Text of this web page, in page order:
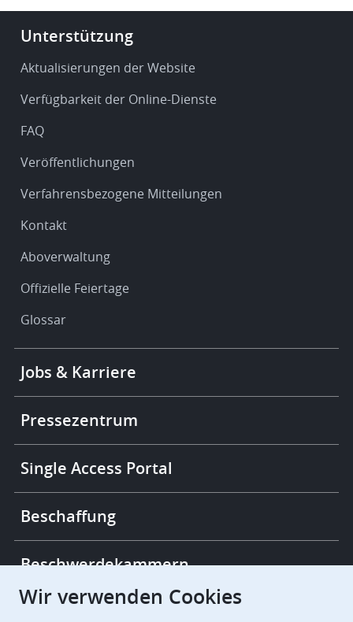
Footer
Service
support
Unterstützung
Aktualisierungen der Website
Verfügbarkeit der Online-Dienste
FAQ
Veröffentlichungen
Verfahrensbezogene Mitteilungen
Kontakt
Aboverwaltung
Offizielle Feiertage
Glossar
More
links
Jobs & Karriere
Pressezentrum
Single Access Portal
Beschaffung
Beschwerdekammern
Wir verwenden Cookies